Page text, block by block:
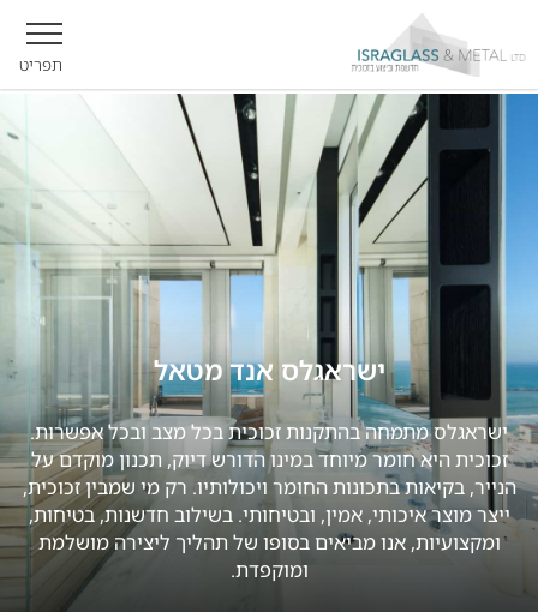
תפריט
ישראגלס אנד מטאל
ישראגלס מתמחה בהתקנות זכוכית בכל מצב ובכל אפשרות.
זכוכית היא חומר מיוחד במינו הדורש דיוק, תכנון מוקדם על
הנייר, בקיאות בתכונות החומר ויכולותיו. רק מי שמבין זכוכית,
ייצר מוצר איכותי, אמין, ובטיחותי. בשילוב חדשנות, בטיחות,
ומקצועיות, אנו מביאים בסופו של תהליך ליצירה מושלמת
ומוקפדת.